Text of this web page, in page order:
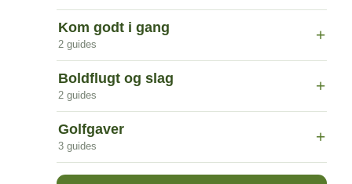
Kom godt i gang
2 guides
+
Boldflugt og slag
2 guides
+
Golfgaver
3 guides
+